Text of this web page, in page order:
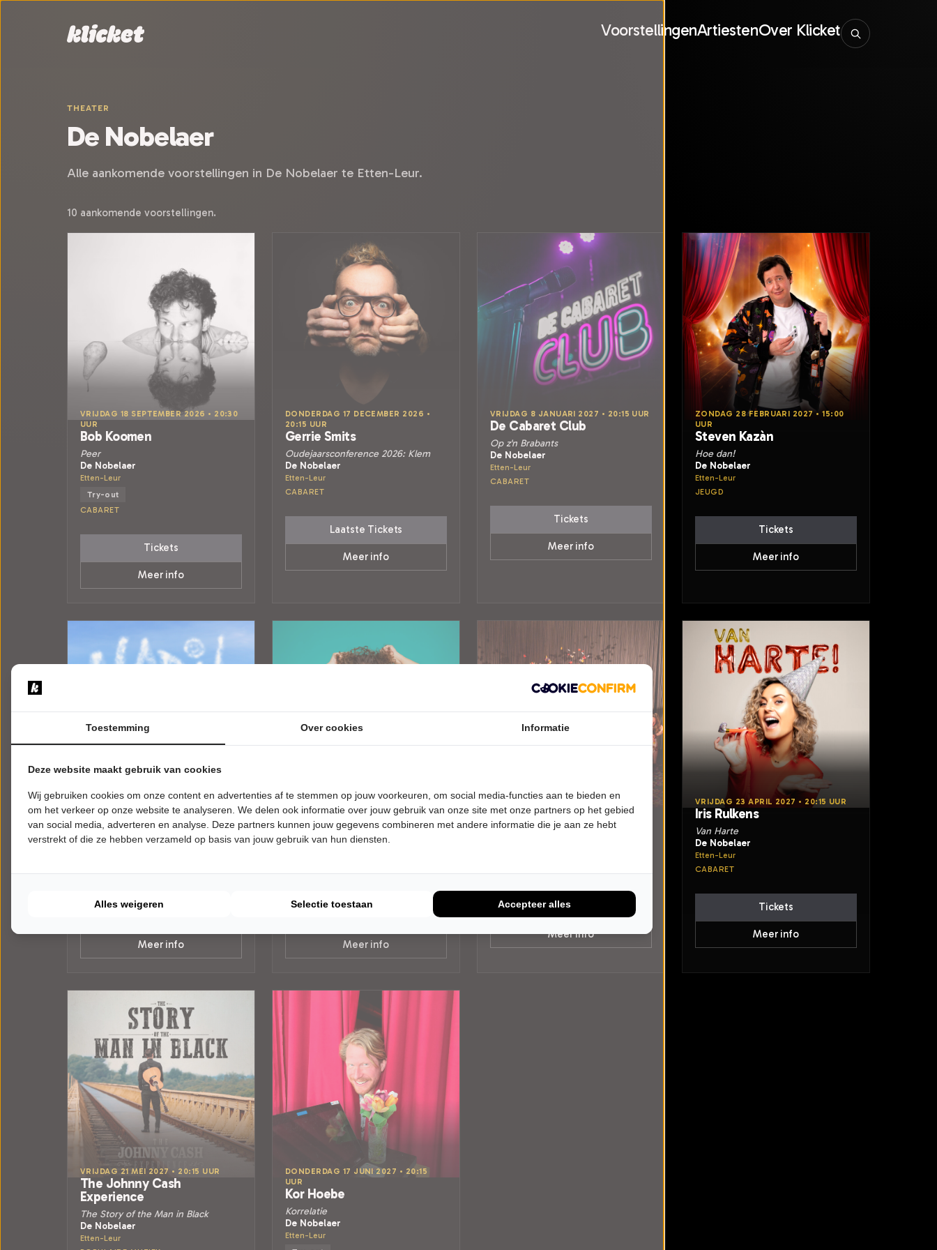
VoorstellingenArtiestenOver Klicket
THEATER
De Nobelaer
Alle aankomende voorstellingen in De Nobelaer te Etten-Leur.
10 aankomende voorstellingen.
VRIJDAG 18 SEPTEMBER 2026 • 20:30
UUR
Bob Koomen
Peer
De Nobelaer
Etten-Leur
Try-out
CABARET
Tickets
Meer info
DONDERDAG 17 DECEMBER 2026 •
20:15 UUR
Gerrie Smits
Oudejaarsconference 2026: Klem
De Nobelaer
Etten-Leur
CABARET
Laatste Tickets
Meer info
VRIJDAG 8 JANUARI 2027 • 20:15 UUR
De Cabaret Club
Op z'n Brabants
De Nobelaer
Etten-Leur
CABARET
Tickets
Meer info
ZONDAG 28 FEBRUARI 2027 • 15:00
UUR
Steven Kazàn
Hoe dan!
De Nobelaer
Etten-Leur
JEUGD
Tickets
Meer info
DONDERDAG 4 MAART 2027 • 20:15
UUR
Nabil
Daar is hij weer!
Meer info
WOENSDAG 17 MAART 2027 • 20:15
UUR
Esther van der Voort
Mama is Boos
Meer info
ZONDAG 18 APRIL 2027 • 15:00 UUR
Compagnie Tiuri
Nothing Left on Blue
Tickets
Meer info
VRIJDAG 23 APRIL 2027 • 20:15 UUR
Iris Rulkens
Van Harte
De Nobelaer
Etten-Leur
CABARET
Tickets
Meer info
VRIJDAG 21 MEI 2027 • 20:15 UUR
The Johnny Cash
Experience
The Story of the Man in Black
De Nobelaer
Etten-Leur
DONDERDAG 17 JUNI 2027 • 20:15
UUR
Kor Hoebe
Korrelatie
De Nobelaer
Etten-Leur
Toestemming Over cookies Informatie
Deze website maakt gebruik van cookies
Wij gebruiken cookies om onze content en advertenties af te stemmen op jouw voorkeuren, om social media-functies aan te bieden en
om het verkeer op onze website te analyseren. We delen ook informatie over jouw gebruik van onze site met onze partners op het gebied
van social media, adverteren en analyse. Deze partners kunnen jouw gegevens combineren met andere informatie die je aan ze hebt
verstrekt of die ze hebben verzameld op basis van jouw gebruik van hun diensten.
Alles weigeren Selectie toestaan Accepteer alles